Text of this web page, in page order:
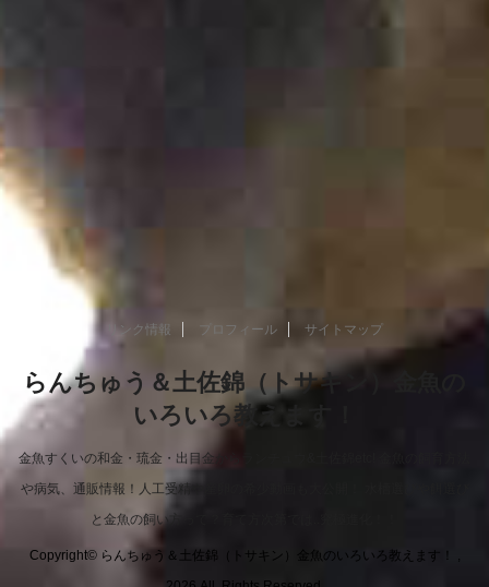
リンク情報 プロフィール サイトマップ
らんちゅう＆土佐錦（トサキン）金魚の
いろいろ教えます！
金魚すくいの和金・琉金・出目金からランチュウ&土佐錦etc! 金魚の飼育方法
や病気、通販情報！人工受精や産卵の希少動画も大公開！ 水槽選びや餌選び
と金魚の飼い方って？育て方次第では..究極進化！！
Copyright© らんちゅう＆土佐錦（トサキン）金魚のいろいろ教えます！ ,